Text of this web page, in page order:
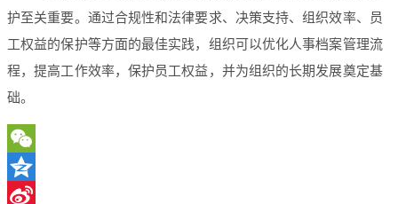
护至关重要。通过合规性和法律要求、决策支持、组织效率、员
工权益的保护等方面的最佳实践，组织可以优化人事档案管理流
程，提高工作效率，保护员工权益，并为组织的长期发展奠定基
础。
WeChat
Qzone